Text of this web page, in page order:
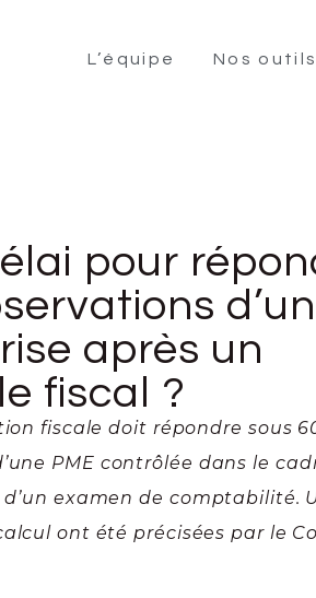
L’équipe Nos outils
pour
après un
fiscal ?
fiscale doit répondre sous
PME contrôlée dans le
examen de comptabilité.
ont été précisées par le